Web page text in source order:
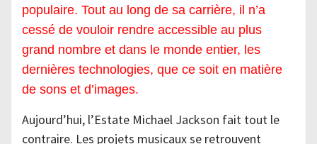
populaire. Tout au long de sa carrière, il n’a
cessé de vouloir rendre accessible au plus
grand nombre et dans le monde entier, les
dernières technologies, que ce soit en matière
de sons et d’images.
Aujourd’hui, l’Estate Michael Jackson fait tout le
contraire. Les projets musicaux se retrouvent